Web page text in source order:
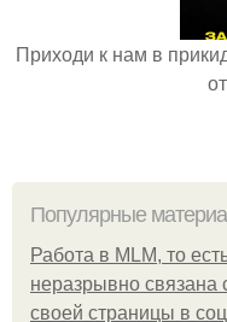
Приходи к нам в
Популярные
Работа в MLM, то
неразрывно связана
своей страницы в соц